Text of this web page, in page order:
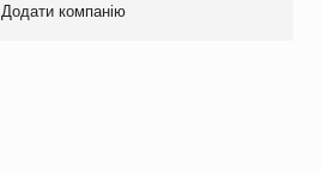
Додати компанію